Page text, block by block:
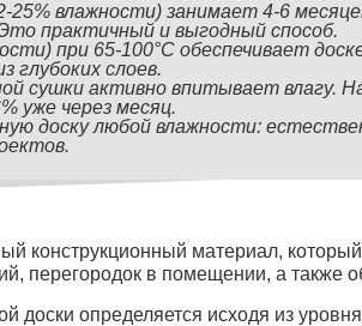
25% влажности) занимает 4-6
практичный и выгодный способ.
при 65-100°C обеспечивает
глубоких слоев.
сушки активно впитывает влагу.
уже через месяц.
доску любой влажности:
конструкционный материал,
перегородок в помещении, а также
доски определяется исходя из